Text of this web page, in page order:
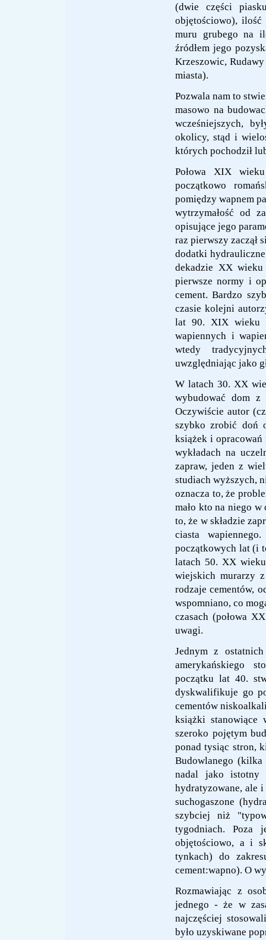
(dwie części
objętościowo),
muru grubego na
źródłem jego
Krzeszowic,
miasta).
Pozwala nam to
masowo na
wcześniejszych,
okolicy, stąd i
których pochodził
Połowa XIX
początkowo
pomiędzy wapnem
wytrzymałość od
opisujące jego
raz pierwszy zaczął
dodatki
dekadzie XX wieku
pierwsze normy i
cement. Bardzo
czasie kolejni
lat 90. XIX wieku
wapiennych i
wtedy
uwzględniając jako
W latach 30. XX
wybudować dom z
Oczywiście autor
szybko zrobić doń
książek i opracowań
wykładach na
zapraw, jeden z
studiach wyższych,
oznacza to, że
mało kto na niego
to, że w składzie
ciasta
początkowych lat (i
latach 50. XX
wiejskich murarzy
rodzaje cementów,
wspomniano, co
czasach (połowa
uwagi.
Jednym z
amerykańskiego
początku lat 40.
dyskwalifikuje go
cementów
książki
szeroko pojętym
ponad tysiąc stron,
Budowlanego
nadal jako istotny
hydratyzowane, ale
suchogaszone
szybciej niż
tygodniach. Poza
objętościowo, a i
tynkach) do
cement:wapno). O
Rozmawiając z
jednego - że w
najczęściej
było uzyskiwane